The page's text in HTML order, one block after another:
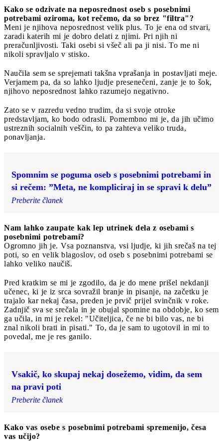
Kako se odzivate na neposrednost oseb s posebnimi
potrebami oziroma, kot rečemo, da so brez "filtra"?
Meni je njihova neposrednost velik plus. To je ena od stvari,
zaradi katerih mi je dobro delati z njimi. Pri njih ni
preračunljivosti. Taki osebi si všeč ali pa ji nisi. To me ni
nikoli spravljalo v stisko.
Naučila sem se sprejemati takšna vprašanja in postavljati meje.
Verjamem pa, da so lahko ljudje presenečeni, zanje je to šok,
njihovo neposrednost lahko razumejo negativno.
Zato se v razredu vedno trudim, da si svoje otroke
predstavljam, ko bodo odrasli. Pomembno mi je, da jih učimo
ustreznih socialnih veščin, to pa zahteva veliko truda,
ponavljanja.
Spomnim se poguma oseb s posebnimi potrebami in
si rečem: ”Meta, ne kompliciraj in se spravi k delu”
Preberite članek
Nam lahko zaupate kak lep utrinek dela z osebami s
posebnimi potrebami?
Ogromno jih je. Vsa poznanstva, vsi ljudje, ki jih srečaš na tej
poti, so en velik blagoslov, od oseb s posebnimi potrebami se
lahko veliko naučiš.
Pred kratkim se mi je zgodilo, da je do mene prišel nekdanji
učenec, ki je iz srca sovražil branje in pisanje, na začetku je
trajalo kar nekaj časa, preden je prvič prijel svinčnik v roke.
Zadnjič sva se srečala in je obujal spomine na obdobje, ko sem
ga učila, in mi je rekel: "Učiteljica, če ne bi bilo vas, ne bi
znal nikoli brati in pisati." To, da je sam to ugotovil in mi to
povedal, me je res ganilo.
Vsakič, ko skupaj nekaj dosežemo, vidim, da sem
na pravi poti
Preberite članek
Kako vas osebe s posebnimi potrebami spremenijo, česa
vas učijo?